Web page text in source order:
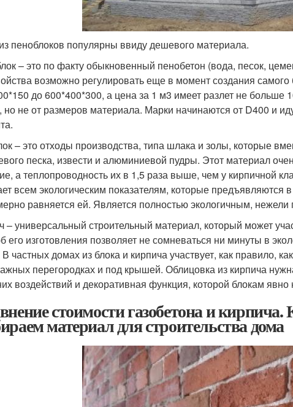
пеноблоков популярны ввиду дешевого материала.
– это по факту обыкновенный пенобетон (вода, песок,
возможно регулировать еще в момент создания самого
до 600*400*300, а цена за 1 м3 имеет разлет не больше
но не от размеров материала. Марки начинаются от D400 и
– это отходы производства, типа шлака и золы, которые
песка, извести и алюминиевой пудры. Этот материал
а теплопроводность их в 1,5 раза выше, чем у кирпичной
всем экологическим показателям, которые предъявляются
равняется ей. Является полностью экологичным, нежели
– универсальный строительный материал, который может
его изготовления позволяет не сомневаться ни минуты в
В частных домах из блока и кирпича участвует, как правило,
перегородках и под крышей. Облицовка из кирпича
воздействий и декоративная функция, которой блокам явно
стоимости газобетона и
материал для строительства дома